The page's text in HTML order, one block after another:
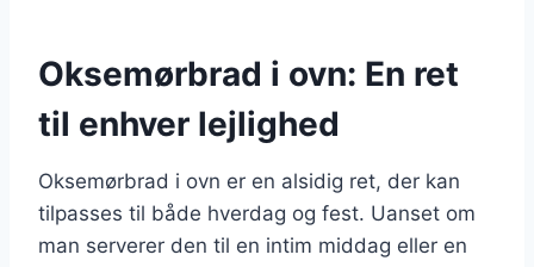
Oksemørbrad i ovn: En ret
til enhver lejlighed
Oksemørbrad i ovn er en alsidig ret, der kan
tilpasses til både hverdag og fest. Uanset om
man serverer den til en intim middag eller en